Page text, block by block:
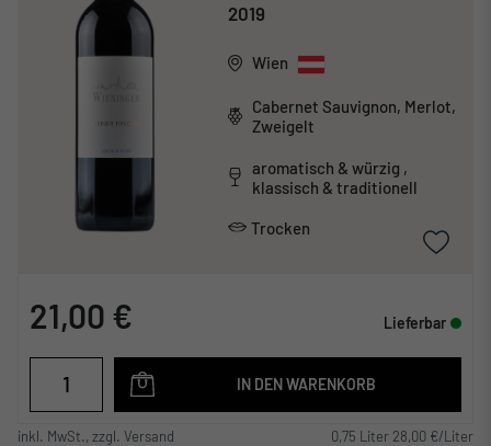
2019
Wien
Cabernet Sauvignon, Merlot,
Zweigelt
aromatisch & würzig ,
klassisch & traditionell
Trocken
21,00 € Lieferbar
IN DEN WARENKORB
inkl. MwSt., zzgl. Versand 0,75 Liter 28,00 €/Liter